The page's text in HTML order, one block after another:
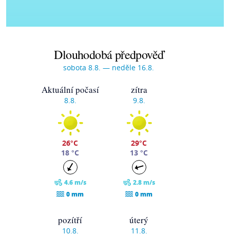
Dlouhodobá předpověď
sobota 8.8. — neděle 16.8.
Aktuální počasí
8.8.
26°C
18 °C
4.6 m/s
0 mm
zítra
9.8.
29°C
13 °C
2.8 m/s
0 mm
pozítří
10.8.
úterý
11.8.